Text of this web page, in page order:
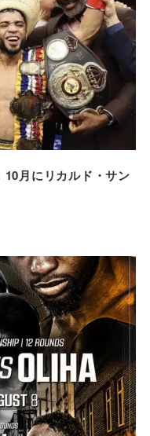
月にリカルド・サン